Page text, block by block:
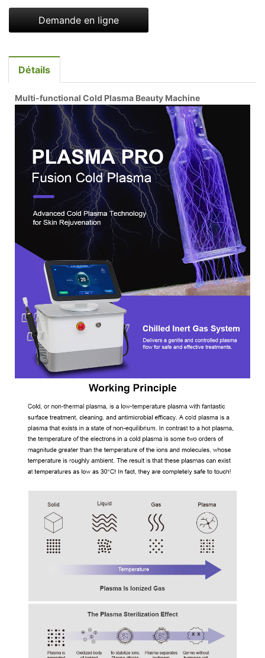
Demande en ligne
Détails
Multi-functional Cold Plasma Beauty Machine